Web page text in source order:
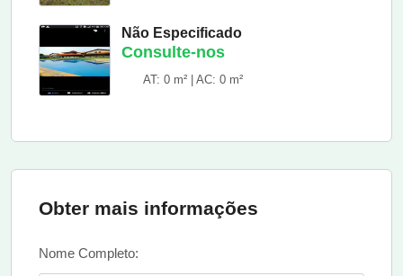
Não Especificado
Consulte-nos
AT: 0 m² | AC: 0 m²
Obter mais informações
Nome Completo: